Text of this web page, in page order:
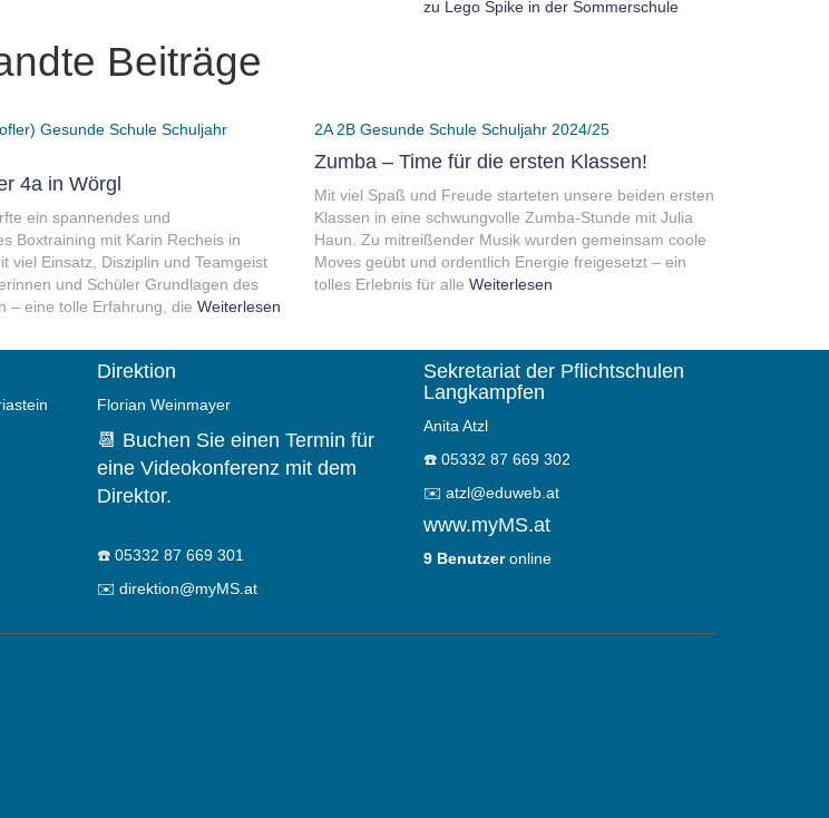
zu Lego Spike in der Sommerschule
Beiträge
Gesunde Schule Schuljahr
4a in Wörgl
ein spannendes und
Boxtraining mit Karin Recheis in
viel Einsatz, Disziplin und Teamgeist
und Schüler Grundlagen des
– eine tolle Erfahrung, die Weiterlesen
2A 2B Gesunde Schule Schuljahr 2024/25
Zumba – Time für die ersten Klassen!
Mit viel Spaß und Freude starteten unsere beiden ersten
Klassen in eine schwungvolle Zumba-Stunde mit Julia
Haun. Zu mitreißender Musik wurden gemeinsam coole
Moves geübt und ordentlich Energie freigesetzt – ein
tolles Erlebnis für alle Weiterlesen
Direktion
Florian Weinmayer
📆 Buchen Sie einen Termin für
eine Videokonferenz mit dem
Direktor.
☎️ 05332 87 669 301
✉️ direktion@myMS.at
Sekretariat der Pflichtschulen
Langkampfen
Anita Atzl
☎️ 05332 87 669 302
✉️ atzl@eduweb.at
www.myMS.at
9 Benutzeronline